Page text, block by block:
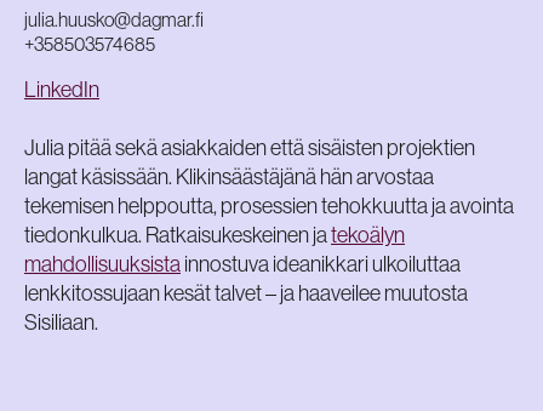
julia.huusko@dagmar.fi
+358503574685
LinkedIn
Julia pitää sekä asiakkaiden että sisäisten projektien
langat käsissään. Klikinsäästäjänä hän arvostaa
tekemisen helppoutta, prosessien tehokkuutta ja avointa
tiedonkulkua. Ratkaisukeskeinen jatekoälyn
mahdollisuuksistainnostuva ideanikkari ulkoiluttaa
lenkkitossujaan kesät talvet – ja haaveilee muutosta
Sisiliaan.